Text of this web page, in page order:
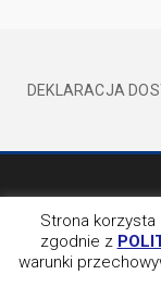
DEKLARACJA
Strona korzysta
zgodnie z
warunki